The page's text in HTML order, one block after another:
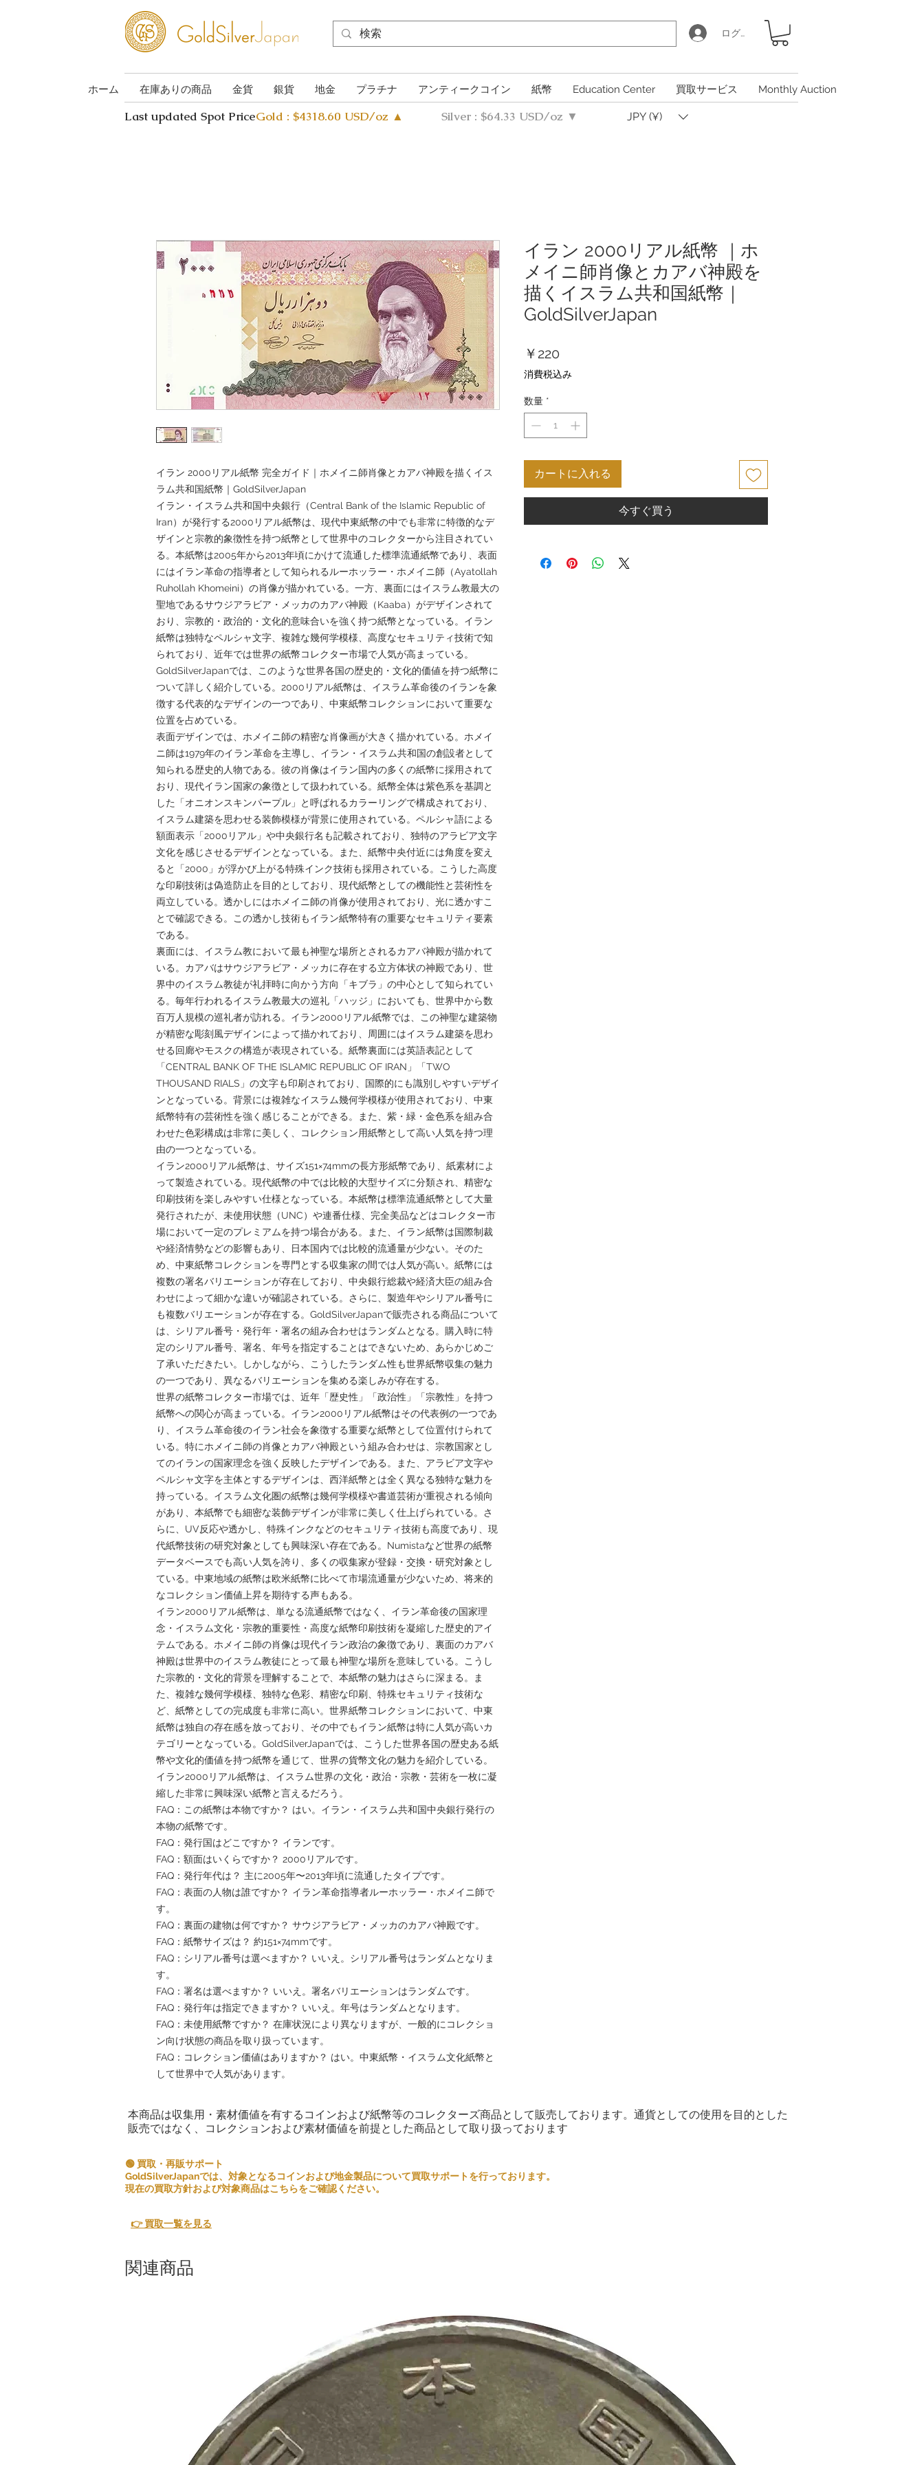
ログイン
ホーム 在庫ありの商品 金貨 銀貨 地金 プラチナ アンティークコイン 紙幣 Education Center 買取サービス Monthly Auction
Last updated Spot PriceGold : $4318.60 USD/oz ▲ Silver : $64.33 USD/oz ▼ JPY (¥)
イラン 2000リアル紙幣 完全ガイド｜ホメイニ師肖像とカアバ神殿を描くイス
ラム共和国紙幣｜GoldSilverJapan
イラン・イスラム共和国中央銀行（Central Bank of the Islamic Republic of
Iran）が発行する2000リアル紙幣は、現代中東紙幣の中でも非常に特徴的なデ
ザインと宗教的象徴性を持つ紙幣として世界中のコレクターから注目されてい
る。本紙幣は2005年から2013年頃にかけて流通した標準流通紙幣であり、表面
にはイラン革命の指導者として知られるルーホッラー・ホメイニ師（Ayatollah
Ruhollah Khomeini）の肖像が描かれている。一方、裏面にはイスラム教最大の
聖地であるサウジアラビア・メッカのカアバ神殿（Kaaba）がデザインされて
おり、宗教的・政治的・文化的意味合いを強く持つ紙幣となっている。イラン
紙幣は独特なペルシャ文字、複雑な幾何学模様、高度なセキュリティ技術で知
られており、近年では世界の紙幣コレクター市場で人気が高まっている。
GoldSilverJapanでは、このような世界各国の歴史的・文化的価値を持つ紙幣に
ついて詳しく紹介している。2000リアル紙幣は、イスラム革命後のイランを象
徴する代表的なデザインの一つであり、中東紙幣コレクションにおいて重要な
位置を占めている。
表面デザインでは、ホメイニ師の精密な肖像画が大きく描かれている。ホメイ
ニ師は1979年のイラン革命を主導し、イラン・イスラム共和国の創設者として
知られる歴史的人物である。彼の肖像はイラン国内の多くの紙幣に採用されて
おり、現代イラン国家の象徴として扱われている。紙幣全体は紫色系を基調と
した「オニオンスキンパープル」と呼ばれるカラーリングで構成されており、
イスラム建築を思わせる装飾模様が背景に使用されている。ペルシャ語による
額面表示「2000リアル」や中央銀行名も記載されており、独特のアラビア文字
文化を感じさせるデザインとなっている。また、紙幣中央付近には角度を変え
ると「2000」が浮かび上がる特殊インク技術も採用されている。こうした高度
な印刷技術は偽造防止を目的としており、現代紙幣としての機能性と芸術性を
両立している。透かしにはホメイニ師の肖像が使用されており、光に透かすこ
とで確認できる。この透かし技術もイラン紙幣特有の重要なセキュリティ要素
である。
裏面には、イスラム教において最も神聖な場所とされるカアバ神殿が描かれて
いる。カアバはサウジアラビア・メッカに存在する立方体状の神殿であり、世
界中のイスラム教徒が礼拝時に向かう方向「キブラ」の中心として知られてい
る。毎年行われるイスラム教最大の巡礼「ハッジ」においても、世界中から数
百万人規模の巡礼者が訪れる。イラン2000リアル紙幣では、この神聖な建築物
が精密な彫刻風デザインによって描かれており、周囲にはイスラム建築を思わ
せる回廊やモスクの構造が表現されている。紙幣裏面には英語表記として
「CENTRAL BANK OF THE ISLAMIC REPUBLIC OF IRAN」「TWO
THOUSAND RIALS」の文字も印刷されており、国際的にも識別しやすいデザイ
ンとなっている。背景には複雑なイスラム幾何学模様が使用されており、中東
紙幣特有の芸術性を強く感じることができる。また、紫・緑・金色系を組み合
わせた色彩構成は非常に美しく、コレクション用紙幣として高い人気を持つ理
由の一つとなっている。
イラン2000リアル紙幣は、サイズ151×74mmの長方形紙幣であり、紙素材によ
って製造されている。現代紙幣の中では比較的大型サイズに分類され、精密な
印刷技術を楽しみやすい仕様となっている。本紙幣は標準流通紙幣として大量
発行されたが、未使用状態（UNC）や連番仕様、完全美品などはコレクター市
場において一定のプレミアムを持つ場合がある。また、イラン紙幣は国際制裁
や経済情勢などの影響もあり、日本国内では比較的流通量が少ない。そのた
め、中東紙幣コレクションを専門とする収集家の間では人気が高い。紙幣には
複数の署名バリエーションが存在しており、中央銀行総裁や経済大臣の組み合
わせによって細かな違いが確認されている。さらに、製造年やシリアル番号に
も複数バリエーションが存在する。GoldSilverJapanで販売される商品について
は、シリアル番号・発行年・署名の組み合わせはランダムとなる。購入時に特
定のシリアル番号、署名、年号を指定することはできないため、あらかじめご
了承いただきたい。しかしながら、こうしたランダム性も世界紙幣収集の魅力
の一つであり、異なるバリエーションを集める楽しみが存在する。
世界の紙幣コレクター市場では、近年「歴史性」「政治性」「宗教性」を持つ
紙幣への関心が高まっている。イラン2000リアル紙幣はその代表例の一つであ
り、イスラム革命後のイラン社会を象徴する重要な紙幣として位置付けられて
いる。特にホメイニ師の肖像とカアバ神殿という組み合わせは、宗教国家とし
てのイランの国家理念を強く反映したデザインである。また、アラビア文字や
ペルシャ文字を主体とするデザインは、西洋紙幣とは全く異なる独特な魅力を
持っている。イスラム文化圏の紙幣は幾何学模様や書道芸術が重視される傾向
があり、本紙幣でも細密な装飾デザインが非常に美しく仕上げられている。さ
らに、UV反応や透かし、特殊インクなどのセキュリティ技術も高度であり、現
代紙幣技術の研究対象としても興味深い存在である。Numistaなど世界の紙幣
データベースでも高い人気を誇り、多くの収集家が登録・交換・研究対象とし
ている。中東地域の紙幣は欧米紙幣に比べて市場流通量が少ないため、将来的
なコレクション価値上昇を期待する声もある。
イラン2000リアル紙幣は、単なる流通紙幣ではなく、イラン革命後の国家理
念・イスラム文化・宗教的重要性・高度な紙幣印刷技術を凝縮した歴史的アイ
テムである。ホメイニ師の肖像は現代イラン政治の象徴であり、裏面のカアバ
神殿は世界中のイスラム教徒にとって最も神聖な場所を意味している。こうし
た宗教的・文化的背景を理解することで、本紙幣の魅力はさらに深まる。ま
た、複雑な幾何学模様、独特な色彩、精密な印刷、特殊セキュリティ技術な
ど、紙幣としての完成度も非常に高い。世界紙幣コレクションにおいて、中東
紙幣は独自の存在感を放っており、その中でもイラン紙幣は特に人気が高いカ
テゴリーとなっている。GoldSilverJapanでは、こうした世界各国の歴史ある紙
幣や文化的価値を持つ紙幣を通じて、世界の貨幣文化の魅力を紹介している。
イラン2000リアル紙幣は、イスラム世界の文化・政治・宗教・芸術を一枚に凝
縮した非常に興味深い紙幣と言えるだろう。
FAQ：この紙幣は本物ですか？ はい。イラン・イスラム共和国中央銀行発行の
本物の紙幣です。
FAQ：発行国はどこですか？ イランです。
FAQ：額面はいくらですか？ 2000リアルです。
FAQ：発行年代は？ 主に2005年〜2013年頃に流通したタイプです。
FAQ：表面の人物は誰ですか？ イラン革命指導者ルーホッラー・ホメイニ師で
す。
FAQ：裏面の建物は何ですか？ サウジアラビア・メッカのカアバ神殿です。
FAQ：紙幣サイズは？ 約151×74mmです。
FAQ：シリアル番号は選べますか？ いいえ。シリアル番号はランダムとなりま
す。
FAQ：署名は選べますか？ いいえ。署名バリエーションはランダムです。
FAQ：発行年は指定できますか？ いいえ。年号はランダムとなります。
FAQ：未使用紙幣ですか？ 在庫状況により異なりますが、一般的にコレクショ
ン向け状態の商品を取り扱っています。
FAQ：コレクション価値はありますか？ はい。中東紙幣・イスラム文化紙幣と
して世界中で人気があります。
イラン 2000リアル紙幣 ｜ホ
メイニ師肖像とカアバ神殿を
描くイスラム共和国紙幣｜
GoldSilverJapan
￥220
格
消費税込み
数量 *
カートに入れる
今すぐ買う
本商品は収集用・素材価値を有するコインおよび紙幣等のコレクターズ商品として販売しております。通貨としての使用を目的とした
販売ではなく、コレクションおよび素材価値を前提とした商品として取り扱っております
🟢 買取・再販サポート
GoldSilverJapanでは、対象となるコインおよび地金製品について買取サポートを行っております。
現在の買取方針および対象商品はこちらをご確認ください。
👉 買取一覧を見る
関連商品